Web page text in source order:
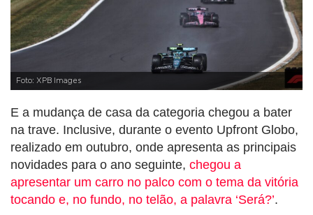
Foto: XPB Images
E a mudança de casa da categoria chegou a bater
na trave. Inclusive, durante o evento Upfront Globo,
realizado em outubro, onde apresenta as principais
novidades para o ano seguinte, chegou a
apresentar um carro no palco com o tema da vitória
tocando e, no fundo, no telão, a palavra ‘Será?’.